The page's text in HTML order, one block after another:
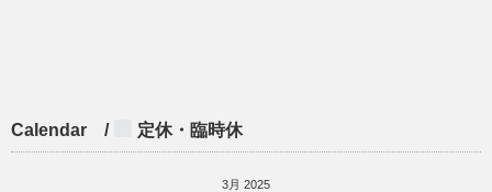
Calendar / 定休・臨時休
3月 2025